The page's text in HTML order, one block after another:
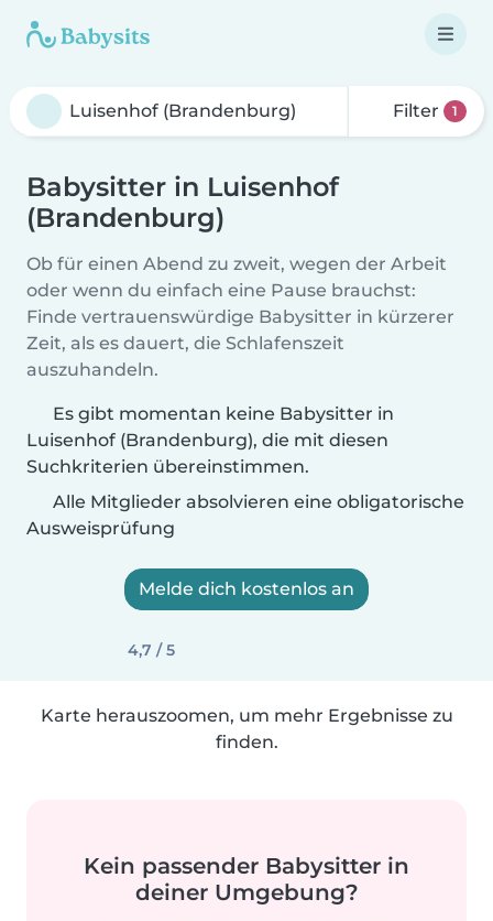
Filter 1
Babysitter in Luisenhof
(Brandenburg)
Ob für einen Abend zu zweit, wegen der Arbeit
oder wenn du einfach eine Pause brauchst:
Finde vertrauenswürdige Babysitter in kürzerer
Zeit, als es dauert, die Schlafenszeit
auszuhandeln.
Es gibt momentan keine Babysitter in
Luisenhof (Brandenburg), die mit diesen
Suchkriterien übereinstimmen.
Alle Mitglieder absolvieren eine obligatorische
Ausweisprüfung
Melde dich kostenlos an
4,7 / 5
Karte herauszoomen, um mehr Ergebnisse zu
finden.
Kein passender Babysitter in
deiner Umgebung?